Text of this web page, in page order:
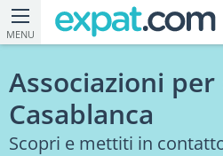
MENU
Associazioni
Casablanca
Scopri e mettiti in